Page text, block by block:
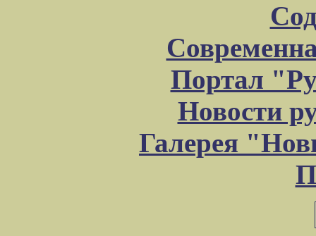
Портал
Новости
Галерея